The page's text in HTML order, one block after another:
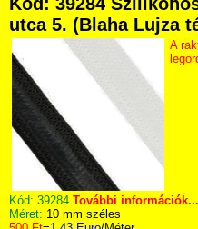
utca 5. (Blaha Lujza
A
Kód: 39284 További információk...
Méret: 10 mm széles